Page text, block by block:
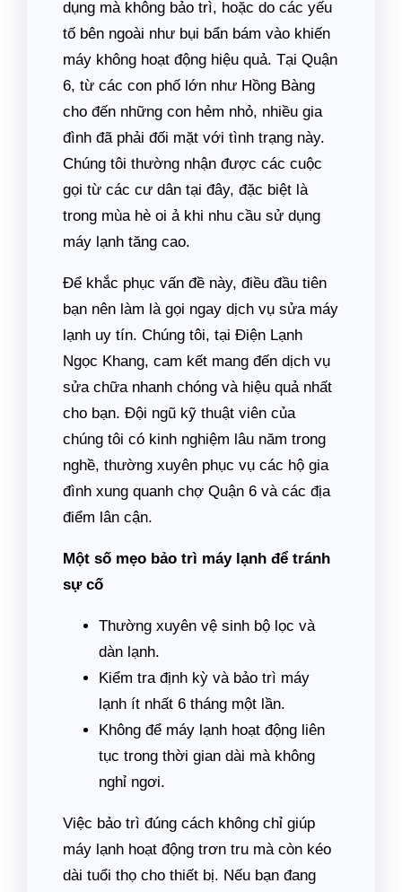
dụng mà không bảo trì, hoặc do các yếu
tố bên ngoài như bụi bẩn bám vào khiến
máy không hoạt động hiệu quả. Tại Quận
6, từ các con phố lớn như Hồng Bàng
cho đến những con hẻm nhỏ, nhiều gia
đình đã phải đối mặt với tình trạng này.
Chúng tôi thường nhận được các cuộc
gọi từ các cư dân tại đây, đặc biệt là
trong mùa hè oi ả khi nhu cầu sử dụng
máy lạnh tăng cao.
Để khắc phục vấn đề này, điều đầu tiên
bạn nên làm là gọi ngay dịch vụ sửa máy
lạnh uy tín. Chúng tôi, tại Điện Lạnh
Ngọc Khang, cam kết mang đến dịch vụ
sửa chữa nhanh chóng và hiệu quả nhất
cho bạn. Đội ngũ kỹ thuật viên của
chúng tôi có kinh nghiệm lâu năm trong
nghề, thường xuyên phục vụ các hộ gia
đình xung quanh chợ Quận 6 và các địa
điểm lân cận.
Một số mẹo bảo trì máy lạnh để tránh
sự cố
Thường xuyên vệ sinh bộ lọc và
dàn lạnh.
Kiểm tra định kỳ và bảo trì máy
lạnh ít nhất 6 tháng một lần.
Không để máy lạnh hoạt động liên
tục trong thời gian dài mà không
nghỉ ngơi.
Việc bảo trì đúng cách không chỉ giúp
máy lạnh hoạt động trơn tru mà còn kéo
dài tuổi thọ cho thiết bị. Nếu bạn đang